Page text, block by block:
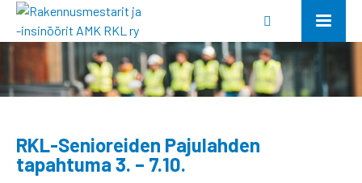
RKL-Senioreiden Pajulahden
tapahtuma 3. – 7.10.